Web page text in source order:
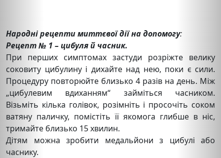
Народні рецепти миттєвої дії на допомогу:
Рецепт № 1 – цибуля й часник.
При перших симптомах застуди розріжте велику
соковиту цибулину і дихайте над нею, поки є сили.
Процедуру повторюйте близько 4 разів на день. Між
„цибулевим вдиханням“ займіться часником.
Візьміть кілька голівок, розімніть і просочіть соком
ватяну паличку, помістіть її якомога глибше в ніс,
тримайте близько 15 хвилин.
Дітям можна зробити медальйони з цибулі або
часнику.